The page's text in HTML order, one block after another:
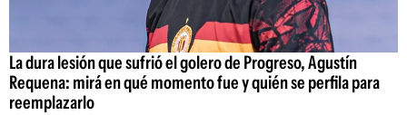
La dura lesión que sufrió el golero de Progreso, Agustín
Requena: mirá en qué momento fue y quién se perfila para
reemplazarlo